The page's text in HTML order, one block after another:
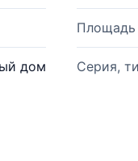
Площадь
дом Серия,